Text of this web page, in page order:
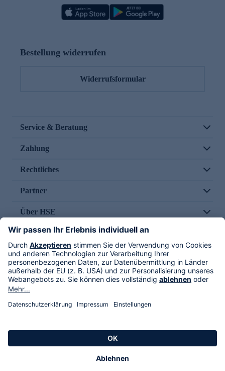
Bestellung widerrufen
Widerrufsformular
Service & Beratung
Zahlung
Rechtliches
Partner
Über HSE
Im TV
HSE International